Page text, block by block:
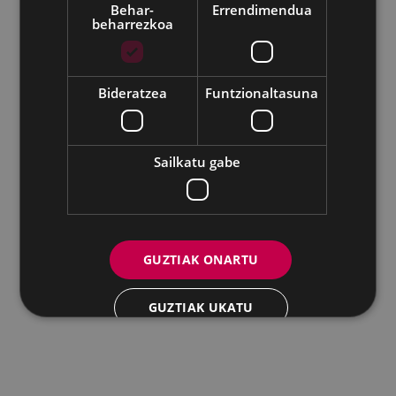
Eibarko Andretxea - Isasi kalea, 11 | 20600 Eibar
Andretxea: 943 54 39 38
Berdintasuna: 943 70 84 40
IFZ: P2003100A | DIR3 L01200300
Behar-
beharrezkoa
Errendimendua
Bideratzea Funtzionaltasuna
Sailkatu gabe
GUZTIAK ONARTU
GUZTIAK UKATU